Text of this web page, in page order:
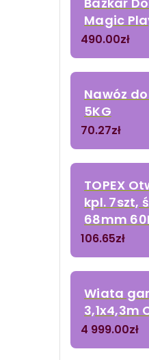
Magic
490.00zł
Nawóz do
5KG
70.27zł
TOPEX
kpl. 7szt,
68mm
106.65zł
Wiata
3,1x4,3m
4 999.00zł